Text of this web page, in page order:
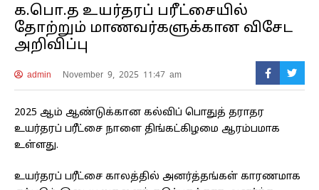
க.பொ.த உயர்தரப் பரீட்சையில்
தோற்றும் மாணவர்களுக்கான விசேட
அறிவிப்பு
admin November 9, 2025 11:47 am
2025 ஆம் ஆண்டுக்கான கல்விப் பொதுத் தராதர
உயர்தரப் பரீட்சை நாளை திங்கட்கிழமை ஆரம்பமாக
உள்ளது.
உயர்தரப் பரீட்சை காலத்தில் அனர்த்தங்கள் காரணமாக